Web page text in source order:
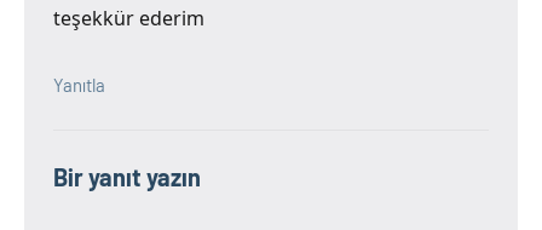
teşekkür ederim
Yanıtla
Bir yanıt yazın